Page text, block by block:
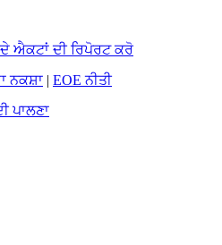
ਐਕਟਾਂ ਦੀ ਰਿਪੋਰਟ ਕਰੋ
ਨਕਸ਼ਾ | EOE ਨੀਤੀ
ਪਾਲਣਾ